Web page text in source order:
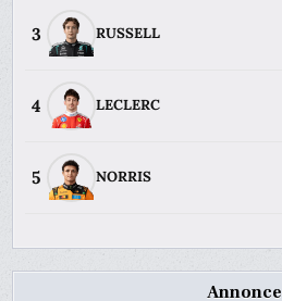
3 RUSSELL
4 LECLERC
5 NORRIS
Annonce